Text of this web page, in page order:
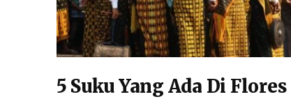
5 Suku Yang Ada Di Flores